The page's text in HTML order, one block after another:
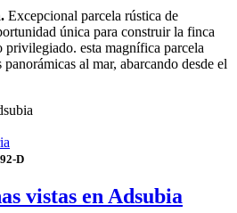
Excepcional parcela rústica de
única para construir la finca
privilegiado. esta magnífica parcela
al mar, abarcando desde el
D
vistas en Adsubia